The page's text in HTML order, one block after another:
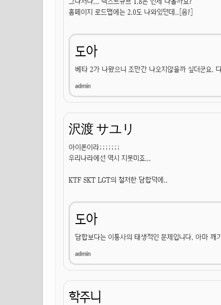
홈페이지 로드맵에는 2.0도 나와있던데..[음?]
도아
베타 2가 나왔으니 조만간 나오지않을까 싶더군요.
沢渡 サユリ
아이폰이라;;;;;;;
우리나라에선 역시 지못미죠...
KTF SKT LGT의 철저한 담합덕에..
도아
담합보다는 이통사의 태생적인 문제입니다. 아마 깨
학주니